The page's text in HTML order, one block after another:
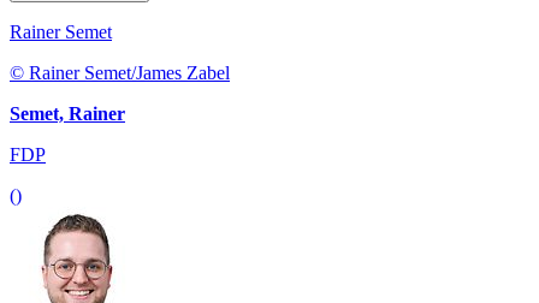
Rainer Semet
© Rainer Semet/James Zabel
Semet, Rainer
FDP
()